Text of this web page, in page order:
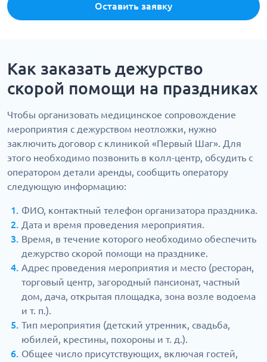
Оставить заявку
Как заказать дежурство
скорой помощи на праздниках
Чтобы организовать медицинское сопровождение
мероприятия с дежурством неотложки, нужно
заключить договор с клиникой «Первый Шаг». Для
этого необходимо позвонить в колл-центр, обсудить с
оператором детали аренды, сообщить оператору
следующую информацию:
ФИО, контактный телефон организатора праздника.
Дата и время проведения мероприятия.
Время, в течение которого необходимо обеспечить
дежурство скорой помощи на празднике.
Адрес проведения мероприятия и место (ресторан,
торговый центр, загородный пансионат, частный
дом, дача, открытая площадка, зона возле водоема
и т. п.).
Тип мероприятия (детский утренник, свадьба,
юбилей, крестины, похороны и т. д.).
Общее число присутствующих, включая гостей,